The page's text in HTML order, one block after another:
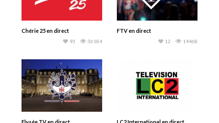
Chérie 25 en direct
36184
93
FTV en direct
14468
12